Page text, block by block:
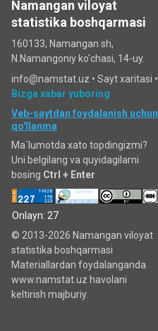
Namangan viloyat
statistika boshqarmasi
160133, Namangan sh,
N.Namangoniy ko'chasi, 14-uy.
info@namstat.uz • Sayt xaritasi •
Bizga xabar yuboring
Veb-saytdan foydalanish uchun
qo'llanma
Ma`lumotda xato topdingizmi?
Uni belgilang va quyidagilarni
bosing Ctrl + Enter
Onlayn: 27
© 2013-2026 Namangan viloyat
statistika boshqarmasi
Materiallardan foydalanganda
www.namstat.uz havolani
keltirish majburiy.